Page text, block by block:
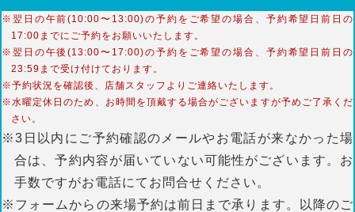
※翌日の午前(10:00〜13:00)の予約をご希望の場合、予約希望日前日の
17:00までにご予約をお願いいたします。
※翌日の午後(13:00〜17:00)の予約をご希望の場合、予約希望日前日の
23:59まで受け付けております。
※予約状況を確認後、店舗スタッフよりご連絡いたします。
※水曜定休日のため、お時間を頂戴する場合がございますが予めご了承くだ
さい。
※3日以内にご予約確認のメールやお電話が来なかった場
合は、予約内容が届いていない可能性がございます。お
手数ですがお電話にてお問合せください。
※フォームからの来場予約は前日まで承ります。以降のご